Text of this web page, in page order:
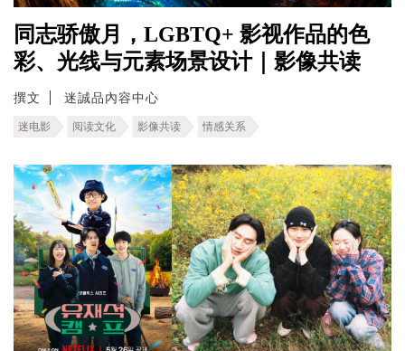
同志骄傲月，LGBTQ+ 影视作品的色
彩、光线与元素场景设计｜影像共读
撰文 迷誠品內容中心
迷电影 阅读文化 影像共读 情感关系